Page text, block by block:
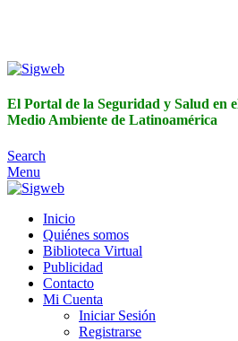
El Portal de la Seguridad y Salud en
Medio Ambiente de Latinoamérica
Search
Menu
Inicio
Quiénes somos
Biblioteca Virtual
Publicidad
Contacto
Mi Cuenta
Iniciar Sesión
Registrarse